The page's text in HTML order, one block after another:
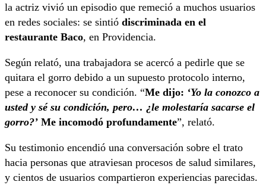
la actriz vivió un episodio que remeció a muchos usuarios
en redes sociales: se sintió discriminada en el
restaurante Baco, en Providencia.
Según relató, una trabajadora se acercó a pedirle que se
quitara el gorro debido a un supuesto protocolo interno,
pese a reconocer su condición. “Me dijo: ‘Yo la conozco a
usted y sé su condición, pero… ¿le molestaría sacarse el
gorro?’ Me incomodó profundamente”, relató.
Su testimonio encendió una conversación sobre el trato
hacia personas que atraviesan procesos de salud similares,
y cientos de usuarios compartieron experiencias parecidas.